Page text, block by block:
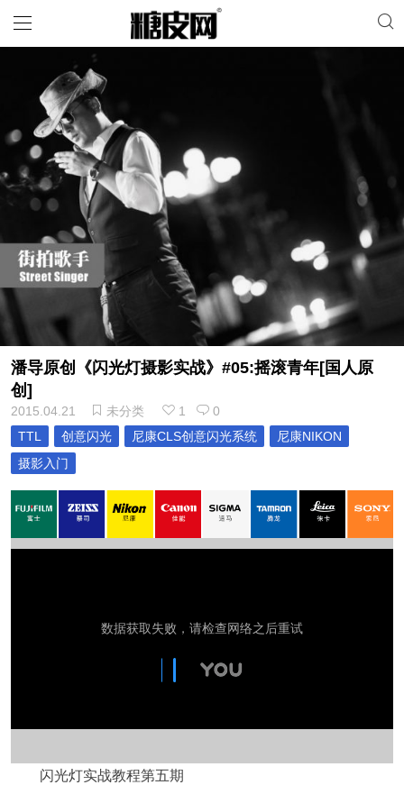
潘导原创《闪光灯摄影实战》#05:摇滚青年[国人原
创]
2015.04.21 未分类 1
0
TTL
创意闪光 尼康CLS创意闪光系统
尼康NIKON
摄影入门
闪光灯实战教程第五期